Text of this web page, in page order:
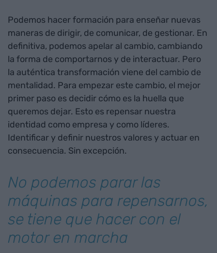
Podemos hacer formación para enseñar nuevas
maneras de dirigir, de comunicar, de gestionar. En
definitiva, podemos apelar al cambio, cambiando
la forma de comportarnos y de interactuar. Pero
la auténtica transformación viene del cambio de
mentalidad. Para empezar este cambio, el mejor
primer paso es decidir cómo es la huella que
queremos dejar. Esto es repensar nuestra
identidad como empresa y como líderes.
Identificar y definir nuestros valores y actuar en
consecuencia. Sin excepción.
No podemos parar las
máquinas para repensarnos,
se tiene que hacer con el
motor en marcha